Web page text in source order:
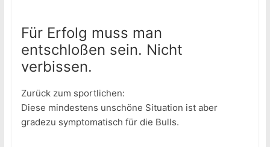
Für Erfolg muss man
entschloßen sein. Nicht
verbissen.
Zurück zum sportlichen:
Diese mindestens unschöne Situation ist aber
gradezu symptomatisch für die Bulls.